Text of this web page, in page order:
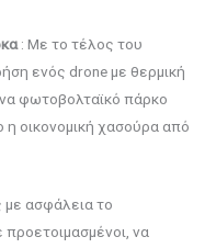
: Με το τέλος του
ενός drone με θερμική
φωτοβολταϊκό πάρκο
η οικονομική χασούρα από
με ασφάλεια το
προετοιμασμένοι, να